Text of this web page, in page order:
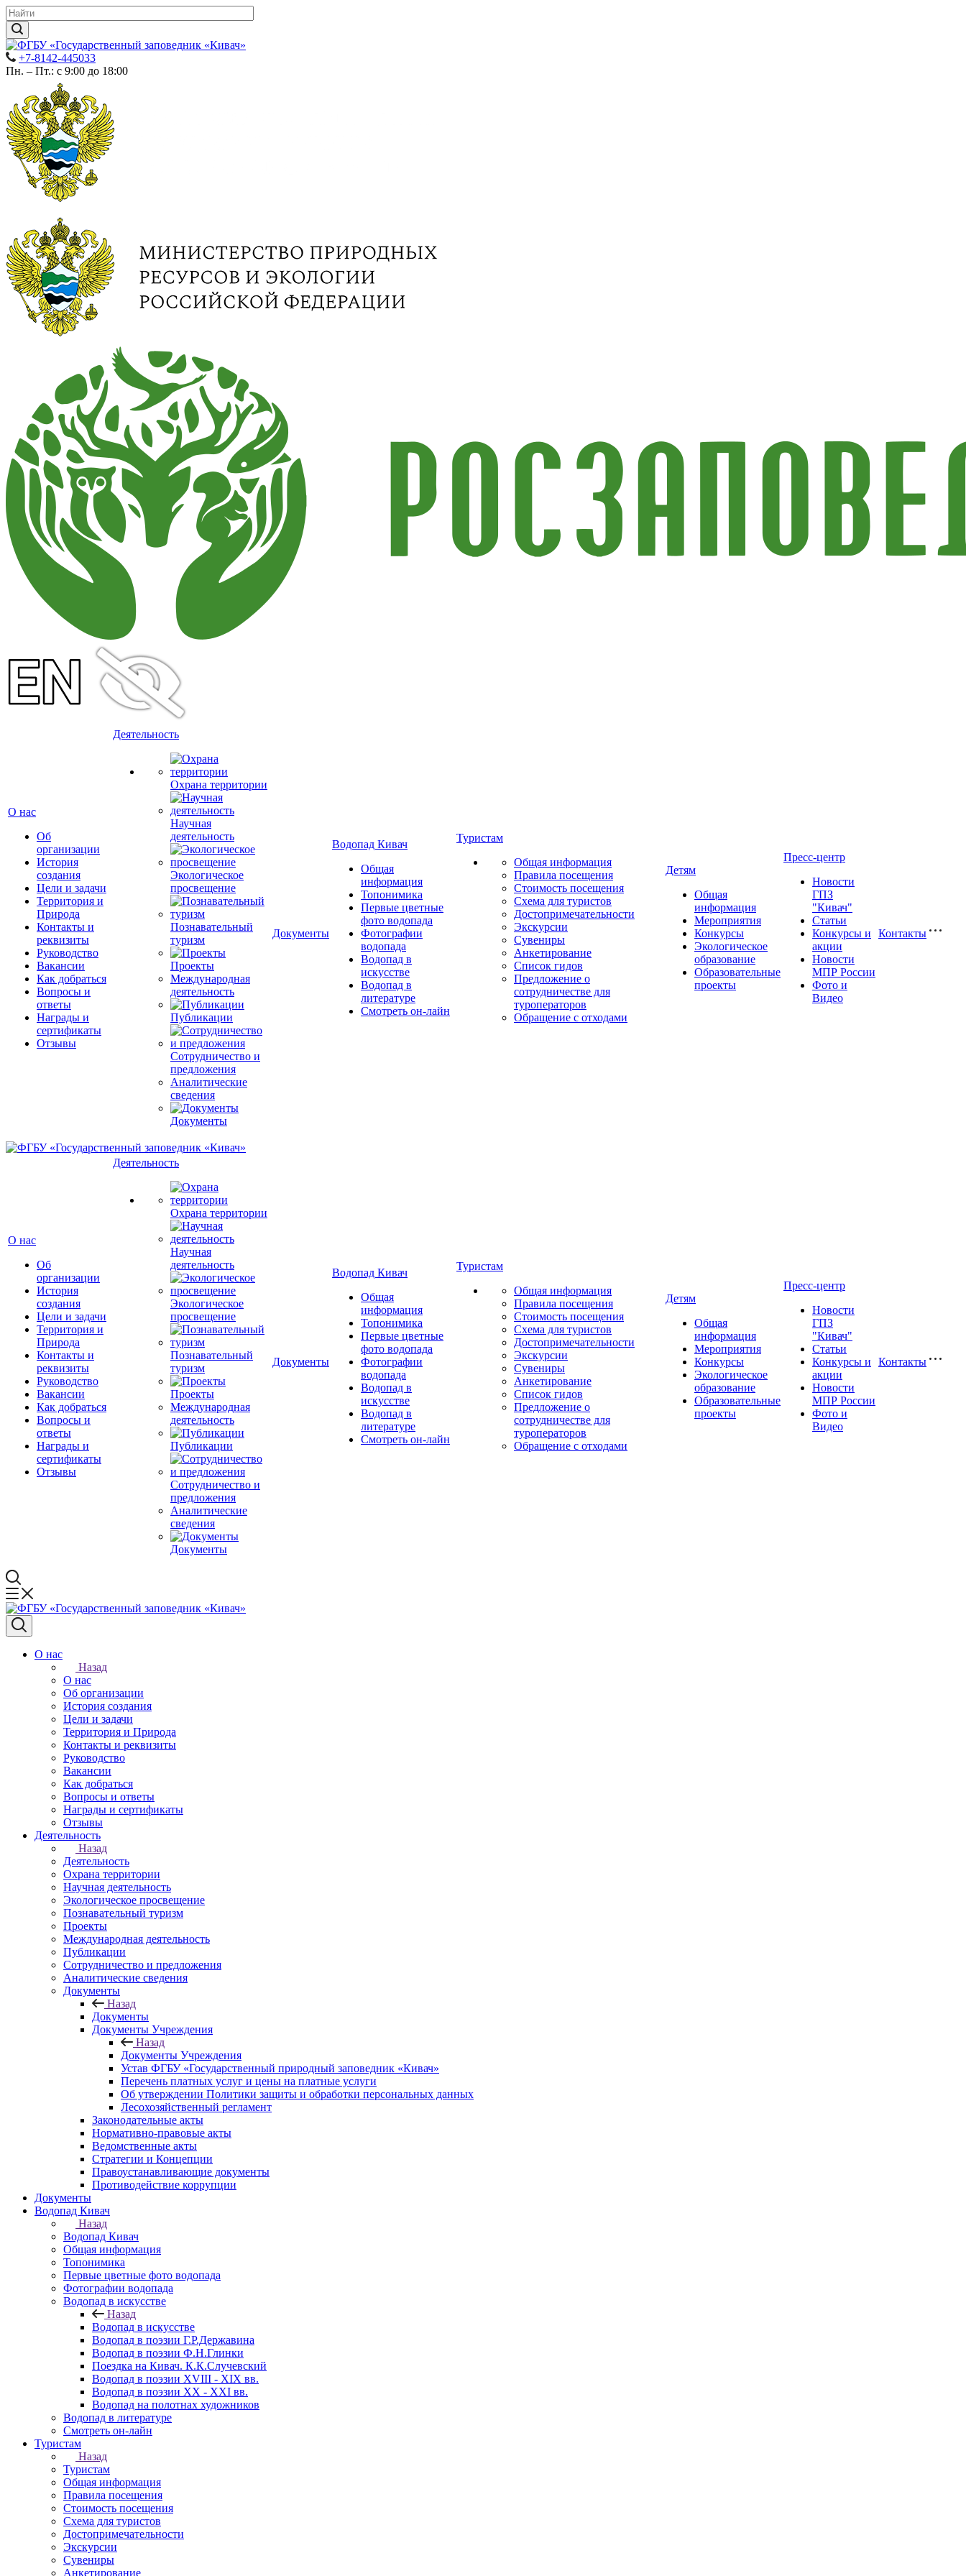
+7-8142-445033
Пн. – Пт.: с 9:00 до 18:00
О нас
Об
организации
История
создания
Цели и задачи
Территория и
Природа
Контакты и
реквизиты
Руководство
Вакансии
Как добраться
Вопросы и
ответы
Награды и
сертификаты
Отзывы
Деятельность
Охрана территории
Научная
деятельность
Экологическое
просвещение
Познавательный
туризм
Проекты
Международная
деятельность
Публикации
Сотрудничество и
предложения
Аналитические
сведения
Документы
Документы
Водопад Кивач
Общая
информация
Топонимика
Первые цветные
фото водопада
Фотографии
водопада
Водопад в
искусстве
Водопад в
литературе
Смотреть он-лайн
Туристам
Общая информация
Правила посещения
Стоимость посещения
Схема для туристов
Достопримечательности
Экскурсии
Сувениры
Анкетирование
Список гидов
Предложение о
сотрудничестве для
туроператоров
Обращение с отходами
Детям
Общая
информация
Мероприятия
Конкурсы
Экологическое
образование
Образовательные
проекты
Пресс-центр
Новости
ГПЗ
"Кивач"
Статьи
Конкурсы и
акции
Новости
МПР России
Фото и
Видео
Контакты
О нас
Об
организации
История
создания
Цели и задачи
Территория и
Природа
Контакты и
реквизиты
Руководство
Вакансии
Как добраться
Вопросы и
ответы
Награды и
сертификаты
Отзывы
Деятельность
Охрана территории
Научная
деятельность
Экологическое
просвещение
Познавательный
туризм
Проекты
Международная
деятельность
Публикации
Сотрудничество и
предложения
Аналитические
сведения
Документы
Документы
Водопад Кивач
Общая
информация
Топонимика
Первые цветные
фото водопада
Фотографии
водопада
Водопад в
искусстве
Водопад в
литературе
Смотреть он-лайн
Туристам
Общая информация
Правила посещения
Стоимость посещения
Схема для туристов
Достопримечательности
Экскурсии
Сувениры
Анкетирование
Список гидов
Предложение о
сотрудничестве для
туроператоров
Обращение с отходами
Детям
Общая
информация
Мероприятия
Конкурсы
Экологическое
образование
Образовательные
проекты
Пресс-центр
Новости
ГПЗ
"Кивач"
Статьи
Конкурсы и
акции
Новости
МПР России
Фото и
Видео
Контакты
О нас
Назад
О нас
Об организации
История создания
Цели и задачи
Территория и Природа
Контакты и реквизиты
Руководство
Вакансии
Как добраться
Вопросы и ответы
Награды и сертификаты
Отзывы
Деятельность
Назад
Деятельность
Охрана территории
Научная деятельность
Экологическое просвещение
Познавательный туризм
Проекты
Международная деятельность
Публикации
Сотрудничество и предложения
Аналитические сведения
Документы
Назад
Документы
Документы Учреждения
Назад
Документы Учреждения
Устав ФГБУ «Государственный природный заповедник «Кивач»
Перечень платных услуг и цены на платные услуги
Об утверждении Политики защиты и обработки персональных данных
Лесохозяйственный регламент
Законодательные акты
Нормативно-правовые акты
Ведомственные акты
Стратегии и Концепции
Правоустанавливающие документы
Противодействие коррупции
Документы
Водопад Кивач
Назад
Водопад Кивач
Общая информация
Топонимика
Первые цветные фото водопада
Фотографии водопада
Водопад в искусстве
Назад
Водопад в искусстве
Водопад в поэзии Г.Р.Державина
Водопад в поэзии Ф.Н.Глинки
Поездка на Кивач. К.К.Случевский
Водопад в поэзии XVIII - XIX вв.
Водопад в поэзии XX - XXI вв.
Водопад на полотнах художников
Водопад в литературе
Смотреть он-лайн
Туристам
Назад
Туристам
Общая информация
Правила посещения
Стоимость посещения
Схема для туристов
Достопримечательности
Экскурсии
Сувениры
Анкетирование